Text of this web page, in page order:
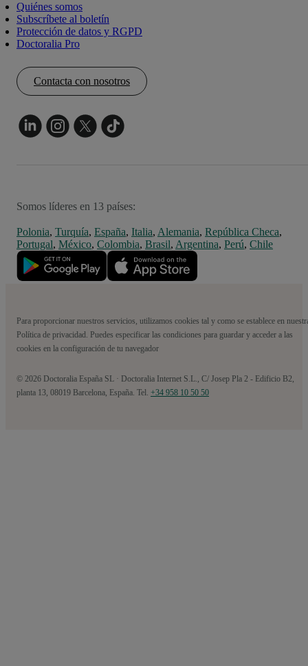
Quiénes somos
Subscríbete al boletín
Protección de datos y RGPD
Doctoralia Pro
Contacta con nosotros
Somos líderes en 13 países:
Polonia, Turquía, España, Italia, Alemania, República Checa,
Portugal, México, Colombia, Brasil, Argentina, Perú, Chile
Para proporcionar nuestros servicios, utilizamos cookies tal y como se establece en
Política de privacidad. Puedes especificar las condiciones para guardar y acceder a las
cookies en la configuración de tu navegador
© 2026 Doctoralia España SL · Doctoralia Internet S.L., C/ Josep Pla 2 - Edificio B2,
planta 13, 08019 Barcelona, España. Tel. +34 958 10 50 50